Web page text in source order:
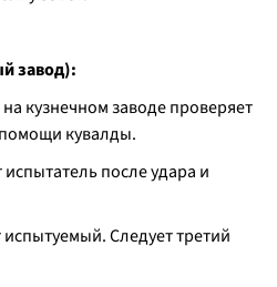
завод):
кузнечном заводе проверяет
кувалды.
после удара и
Следует третий